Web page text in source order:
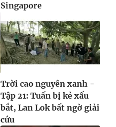
Singapore
Trời cao nguyên xanh -
Tập 21: Tuấn bị kẻ xấu
bắt, Lan Lok bất ngờ giải
cứu